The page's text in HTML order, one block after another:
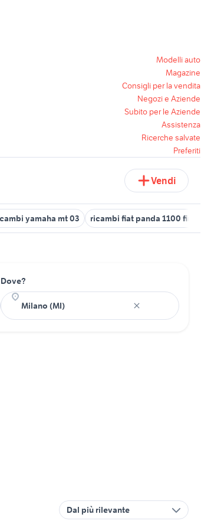
Modelli auto
Magazine
Consigli per la vendita
Negozi e Aziende
Subito per le Aziende
Assistenza
Ricerche salvate
Preferiti
Vendi
yamaha mt 03 ricambi fiat panda 1100 fire
Dove?
Dal più rilevante